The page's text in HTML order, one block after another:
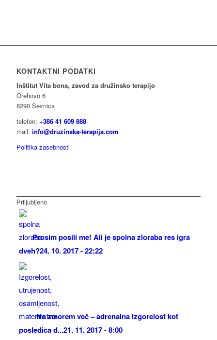
KONTAKTNI PODATKI
Inštitut Vita bona, zavod za družinsko terapijo
Orehovo 6
8290 Sevnica
telefon: +386 41 609 888
mail: info@druzinska-terapija.com
Politika zasebnosti
Priljubljeno
Prosim posili me! Ali je spolna zloraba res igra
dveh?24. 10. 2017 - 22:22
Ne zmorem več – adrenalna izgorelost kot
posledica d...21. 11. 2017 - 8:00